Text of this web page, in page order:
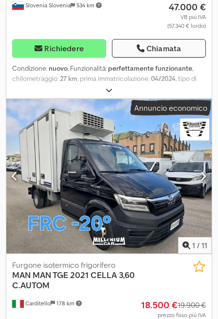
Slovenia Slovenia 534 km 47.000 €
VB più IVA
(57.340 € lordo)
Richiedere Chiamata
Condizione: nuovo, Funzionalità: perfettamente funzionante,
chilometraggio:27 km, prima immatricolazione:04/2024, tipo di
diesel
ingranaggio:automatico, numero di posti:2, lunghezza totale:
5.986 mm
, larghezza totale:2.040 mm, altezza totale: 2.590 mm,
Anno di produzione:
2024, Equipaggiamento:
condizionata, bloccaggio del differenziale, chiusura
centralizzata, controllo della velocità di crociera, porta
scorrevole, programma elettronico di stabilità (ESP),
regolazione elettrica dei finestrini, Il veicolo è dotato di doppi
portelli laterali. Il veicolo è sempre tenuto in garage. Ne abbiamo
tre di questo tipo in magazzino. Dcedezti Nfjpfx Anrjk
Annuncio economico
1 / 11
Carditello 178 km
Furgone isotermico frigorifero
MAN MAN TGE 2021 CELLA 3,60
C.AUTOM
18.500 €19.900 €
prezzo fisso più IVA